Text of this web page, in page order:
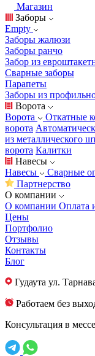
Магазин
Заборы
Empty
Заборы жалюзи
Заборы ранчо
Забор из
Сварные заборы
Парапеты
Заборы из
Ворота
Ворота
Откатные
ворота
из металлического
ворота Калитки
Навесы
Навесы
Сварные
Партнерство
О компании
О компании Оплата
Цены
Портфолио
Отзывы
Контакты
Блог
Гудаута ул.
Работаем без
Консультация в